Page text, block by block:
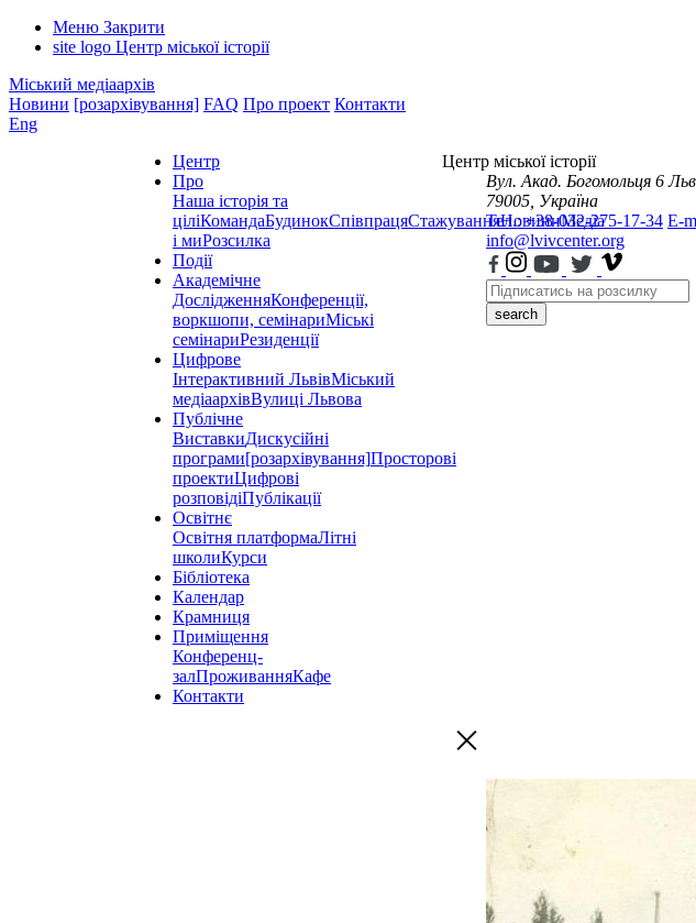
Меню Закрити
site logo Центр міської історії
Міський медіаархів
Новини [розархівування] FAQ Про проект Контакти
Eng
Центр
Про
Наша історія та
ціліКомандаБудинокСпівпрацяСтажуванняНовиниМедіа
і миРозсилка
Події
Академічне
ДослідженняКонференції,
воркшопи, семінариМіські
семінариРезиденції
Цифрове
Інтерактивний ЛьвівМіський
медіаархівВулиці Львова
Публічне
ВиставкиДискусійні
програми[розархівування]Просторові
проектиЦифрові
розповідіПублікації
Освітнє
Освітня платформаЛітні
школиКурси
Бібліотека
Календар
Крамниця
Приміщення
Конференц-
залПроживанняКафе
Контакти
Центр міської історії
Вул. Акад. Богомольця 6
79005, Україна
Тел.: +38-032-275-17-34 E-
info@lvivcenter.org
search